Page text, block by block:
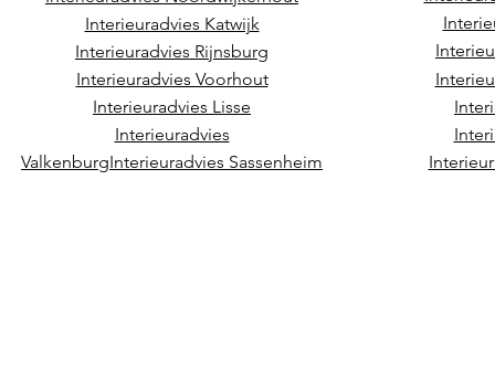
Interieuradvies Katwijk
Interieuradvies Rijnsburg
Interieuradvies Voorhout
Interieuradvies Lisse
Interieuradvies
ValkenburgInterieuradvies Sassenheim